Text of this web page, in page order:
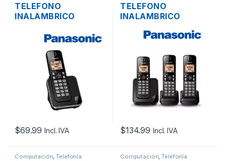
TELEFONO
INALAMBRICO
TGC350LAB DIGITAL
DECT 6.0 C-ID, CDA
1.9GHZ NEGRO
$69.99 Incl. IVA
TELEFONO
INALAMBRICO
TGC353LAB DECT
NEGRO
$134.99 Incl. IVA
Computación,Telefonía Computación,Telefonía